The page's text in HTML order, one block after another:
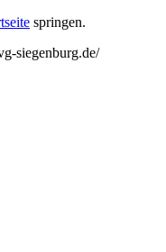
springen.
siegenburg.de/